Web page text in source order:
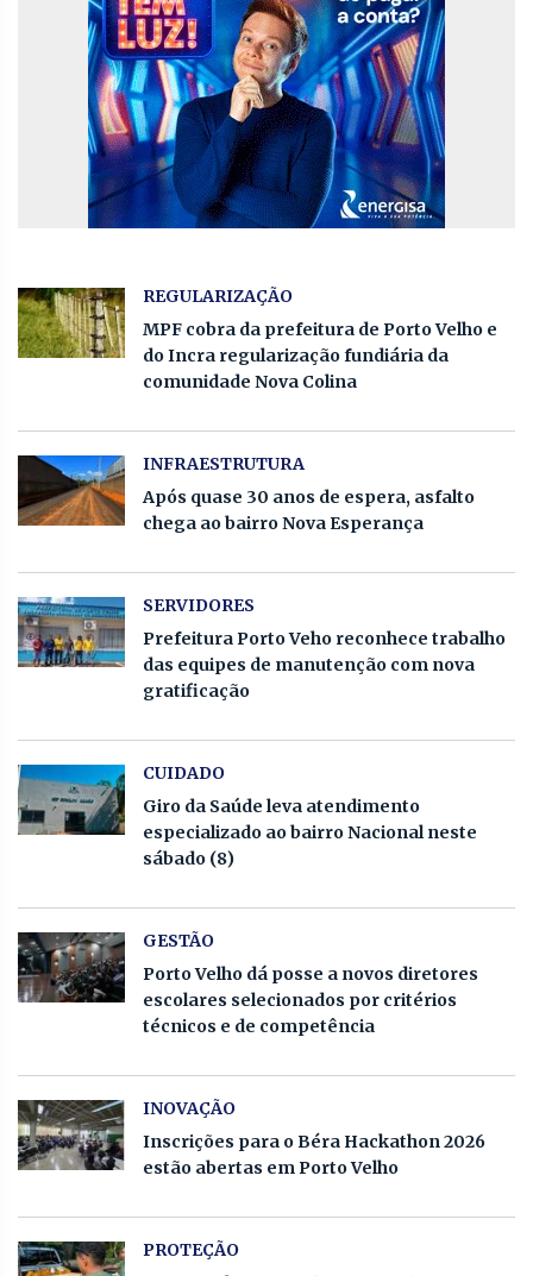
REGULARIZAÇÃO
MPF cobra da prefeitura de Porto Velho e
do Incra regularização fundiária da
comunidade Nova Colina
INFRAESTRUTURA
Após quase 30 anos de espera, asfalto
chega ao bairro Nova Esperança
SERVIDORES
Prefeitura Porto Veho reconhece trabalho
das equipes de manutenção com nova
gratificação
CUIDADO
Giro da Saúde leva atendimento
especializado ao bairro Nacional neste
sábado (8)
GESTÃO
Porto Velho dá posse a novos diretores
escolares selecionados por critérios
técnicos e de competência
INOVAÇÃO
Inscrições para o Béra Hackathon 2026
estão abertas em Porto Velho
PROTEÇÃO